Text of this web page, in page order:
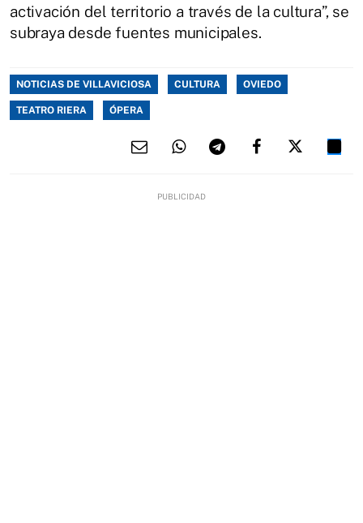
activación del territorio a través de la cultura”, se
subraya desde fuentes municipales.
NOTICIAS DE VILLAVICIOSA CULTURA OVIEDO
TEATRO RIERA ÓPERA